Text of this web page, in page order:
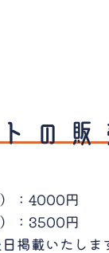
の販
：4000円
：3500円
掲載いたしま